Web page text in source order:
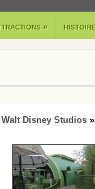
»
Walt Disney Studios